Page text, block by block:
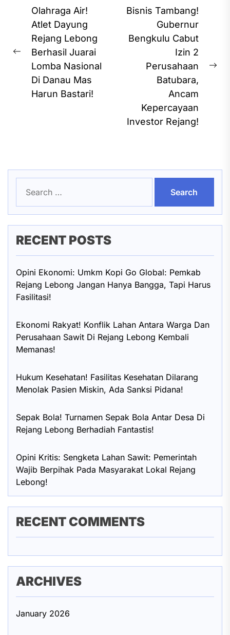
Post
navigation
Previous
post:
Olahraga Air!
Atlet Dayung
Rejang Lebong
Berhasil Juarai
Lomba Nasional
Di Danau Mas
Harun Bastari!
Bisnis Tambang!
Gubernur
Bengkulu Cabut
Izin 2
Perusahaan
Batubara,
Ancam
Kepercayaan
Investor Rejang!
for:
RECENT POSTS
Opini Ekonomi: Umkm Kopi Go Global: Pemkab
Rejang Lebong Jangan Hanya Bangga, Tapi Harus
Fasilitasi!
Ekonomi Rakyat! Konflik Lahan Antara Warga Dan
Perusahaan Sawit Di Rejang Lebong Kembali
Memanas!
Hukum Kesehatan! Fasilitas Kesehatan Dilarang
Menolak Pasien Miskin, Ada Sanksi Pidana!
Sepak Bola! Turnamen Sepak Bola Antar Desa Di
Rejang Lebong Berhadiah Fantastis!
Opini Kritis: Sengketa Lahan Sawit: Pemerintah
Wajib Berpihak Pada Masyarakat Lokal Rejang
Lebong!
RECENT COMMENTS
ARCHIVES
January 2026